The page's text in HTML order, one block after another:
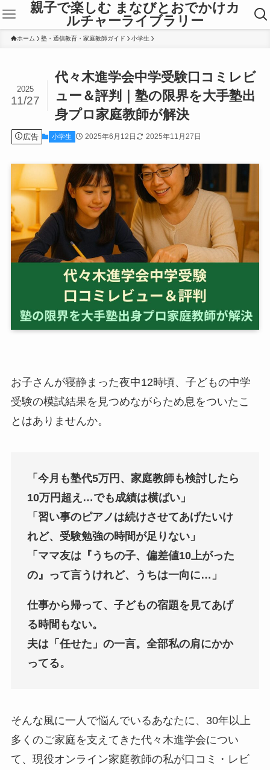
親子で楽しむ まなびとおでかけカ
ルチャーライブラリー
ホーム 塾・通信教育・家庭教師ガイド 小学生
代々木進学会中学受験口コミレビ
ュー＆評判｜塾の限界を大手塾出
身プロ家庭教師が解決
2025
11/27
広告 小学生 2025年6月12日 2025年11月27日
お子さんが寝静まった夜中12時頃、子どもの中学
受験の模試結果を見つめながらため息をついたこ
とはありませんか。
「今月も塾代5万円、家庭教師も検討したら
10万円超え…でも成績は横ばい」
「習い事のピアノは続けさせてあげたいけ
れど、受験勉強の時間が足りない」
「ママ友は『うちの子、偏差値10上がった
の』って言うけれど、うちは一向に…」
仕事から帰って、子どもの宿題を見てあげ
る時間もない。
夫は「任せた」の一言。全部私の肩にかか
ってる。
そんな風に一人で悩んでいるあなたに、30年以上
多くのご家庭を支えてきた代々木進学会につい
て、現役オンライン家庭教師の私が口コミ・レビ